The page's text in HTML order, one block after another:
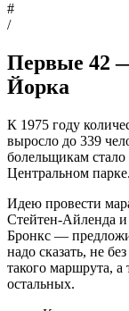
#
/
Первые 42
Йорка
К 1975 году
выросло до 339
болельщикам
Центральном парке.
Идею провести
Стейтен-Айленда
Бронкс —
надо сказать, не
такого маршрута, а
остальных.